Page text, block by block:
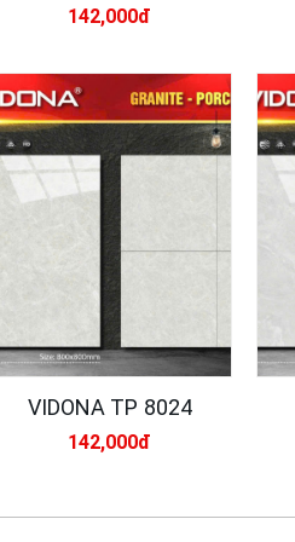
142,000đ
VIDONA TP 8024
142,000đ